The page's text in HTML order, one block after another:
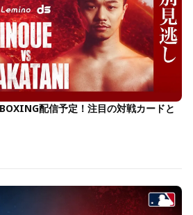
配信予定！注目の対戦カードと